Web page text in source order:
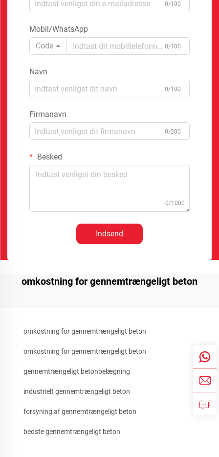
0/100
Mobil/WhatsApp
Code
0/100
Navn
0/100
Firmanavn
0/200
Besked
0/1000
Indsend
omkostning for gennemtrængeligt beton
omkostning for gennemtrængeligt beton
omkostning for gennemtrængeligt beton
gennemtrængeligt betonbelægning
industrielt gennemtrængeligt beton
forsyning af gennemtrængeligt beton
bedste gennemtrængeligt beton